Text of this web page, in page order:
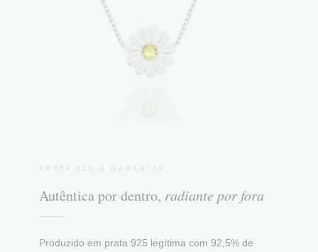
PRATA 925 & GARANTIA
Autêntica por dentro, radiante por fora
Produzido em prata 925 legítima com 92,5% de